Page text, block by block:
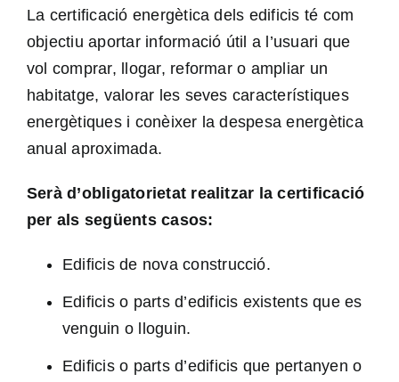
La certificació energètica dels edificis té com
objectiu aportar informació útil a l’usuari que
vol comprar, llogar, reformar o ampliar un
habitatge, valorar les seves característiques
energètiques i conèixer la despesa energètica
anual aproximada.
Serà d’obligatorietat realitzar la certificació
per als següents casos:
Edificis de nova construcció.
Edificis o parts d’edificis existents que es
venguin o lloguin.
Edificis o parts d’edificis que pertanyen o